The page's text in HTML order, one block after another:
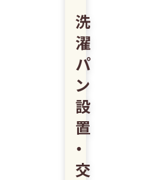
洗
濯
パ
ン
設
置
・
交